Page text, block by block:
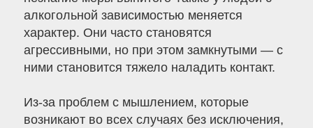
алкогольной зависимостью меняется
характер. Они часто становятся
агрессивными, но при этом замкнутыми — с
ними становится тяжело наладить контакт.
Из-за проблем с мышлением, которые
возникают во всех случаях без исключения,